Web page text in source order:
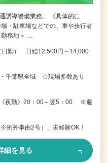
誘導警備業務。 《具体的に
・駐車場などでの、車や歩行者
務地＞ …
日勤） 日給12,500円～14,000
千葉県全域 ☆現場多数あり
《夜勤》20：00～翌5：00 ※週
例外事由2号）、未経験OK！
細を見る